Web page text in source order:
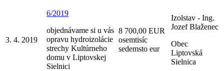
3. 4. 2019
6/2019
objednávame si u vás
opravu hydroizolácie
strechy Kultúrneho
domu v Liptovskej
Sielnici
8 700,00 EUR
osemtisíc
sedemsto eur
Izolstav - Ing.
Jozef Blaženec
Obec
Liptovská
Sielnica